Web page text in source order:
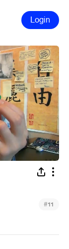
Login
#11